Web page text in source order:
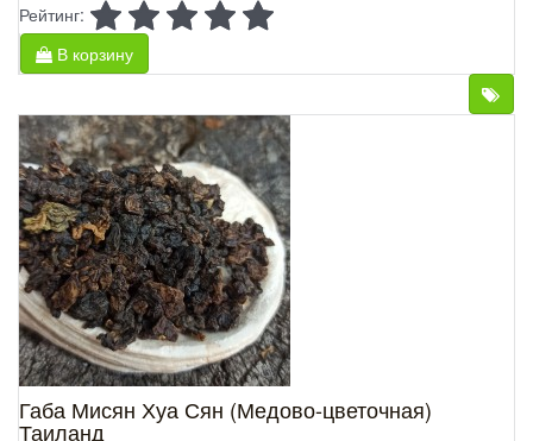
Рейтинг:
В корзину
Габа Мисян Хуа Сян (Медово-цветочная)
Таиланд